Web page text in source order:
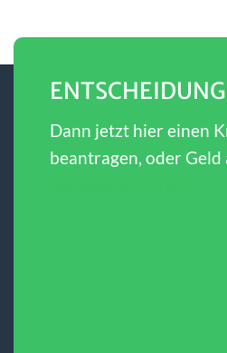
Dann jetzt hier einen
beantragen, oder Geld